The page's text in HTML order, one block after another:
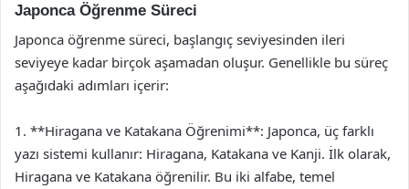
Japonca Öğrenme Süreci
Japonca öğrenme süreci, başlangıç seviyesinden ileri
seviyeye kadar birçok aşamadan oluşur. Genellikle bu süreç
aşağıdaki adımları içerir:
1. **Hiragana ve Katakana Öğrenimi**: Japonca, üç farklı
yazı sistemi kullanır: Hiragana, Katakana ve Kanji. İlk olarak,
Hiragana ve Katakana öğrenilir. Bu iki alfabe, temel